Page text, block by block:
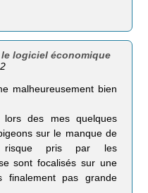
logiciel économique
malheureusement bien
lors des mes quelques
sur le manque de
risque pris par les
sont focalisés sur une
finalement pas grande